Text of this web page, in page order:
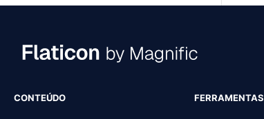
CONTEÚDO FERRAMENTAS